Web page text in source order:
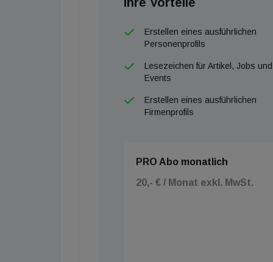
Erstellen eines ausführlichen
Personenprofils
Lesezeichen für Artikel, Jobs und
Events
Erstellen eines ausführlichen
Firmenprofils
PRO Abo monatlich
20,- € / Monat exkl. MwSt.